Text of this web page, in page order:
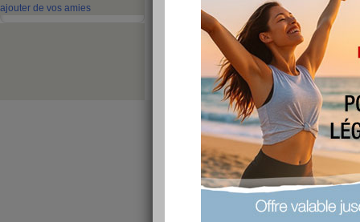
ajouter de vos amies
HELLO LES FILLES COMMENT CA VA
HIER ??!!!!!! MOI JE SUIS TRES
QUE JE N AVAIS PAS TROP D APETIT
CORRECTEMENT ET VOILA 1 KILOS DE
WATTTTTTTT POUR ME FELICITER MON
SOLDES COMME D AB J AI TROUVER
C ES ENCORE LA